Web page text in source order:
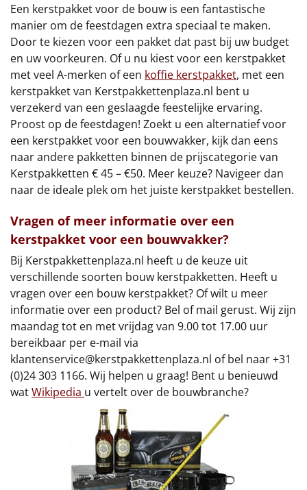
Een kerstpakket voor de bouw is een fantastische
manier om de feestdagen extra speciaal te maken.
Door te kiezen voor een pakket dat past bij uw budget
en uw voorkeuren. Of u nu kiest voor een kerstpakket
met veel A-merken of een koffie kerstpakket, met een
kerstpakket van Kerstpakkettenplaza.nl bent u
verzekerd van een geslaagde feestelijke ervaring.
Proost op de feestdagen! Zoekt u een alternatief voor
een kerstpakket voor een bouwvakker, kijk dan eens
naar andere pakketten binnen de prijscategorie van
Kerstpakketten € 45 – €50. Meer keuze? Navigeer dan
naar de ideale plek om het juiste kerstpakket bestellen.
Vragen of meer informatie over een
kerstpakket voor een bouwvakker?
Bij Kerstpakkettenplaza.nl heeft u de keuze uit
verschillende soorten bouw kerstpakketten. Heeft u
vragen over een bouw kerstpakket? Of wilt u meer
informatie over een product? Bel of mail gerust. Wij zijn
maandag tot en met vrijdag van 9.00 tot 17.00 uur
bereikbaar per e-mail via
klantenservice@kerstpakkettenplaza.nl of bel naar +31
(0)24 303 1166. Wij helpen u graag! Bent u benieuwd
watWikipedia u vertelt over de bouwbranche?